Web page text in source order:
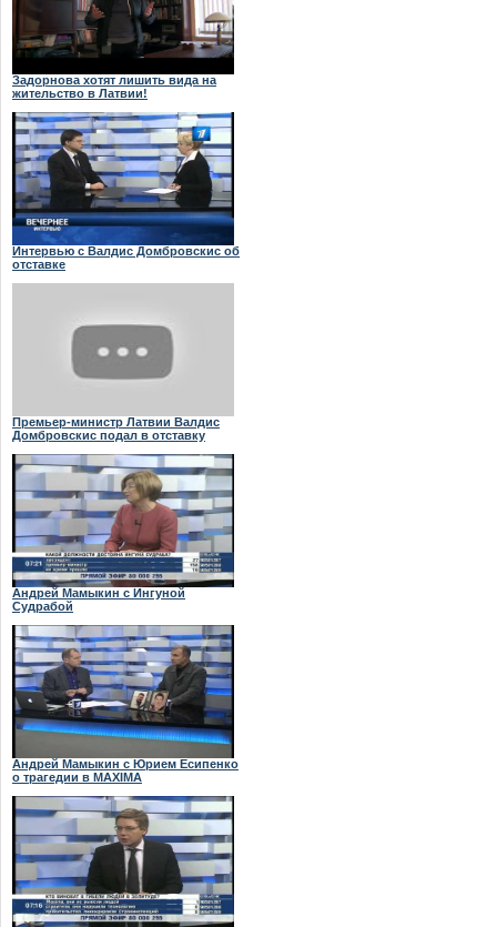
Задорнова хотят лишить вида на
жительство в Латвии!
Интервью с Валдис Домбровскис об
отставке
Премьер-министр Латвии Валдис
Домбровскис подал в отставку
Андрей Мамыкин с Ингуной
Судрабой
Андрей Мамыкин с Юрием Есипенко
о трагедии в MAXIMA